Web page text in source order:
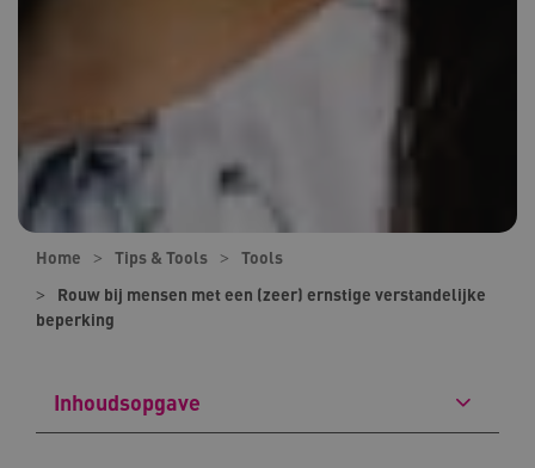
Home Tips & Tools
Tools
Rouw bij mensen met een (zeer) ernstige verstandelijke
beperking
Inhoudsopgave